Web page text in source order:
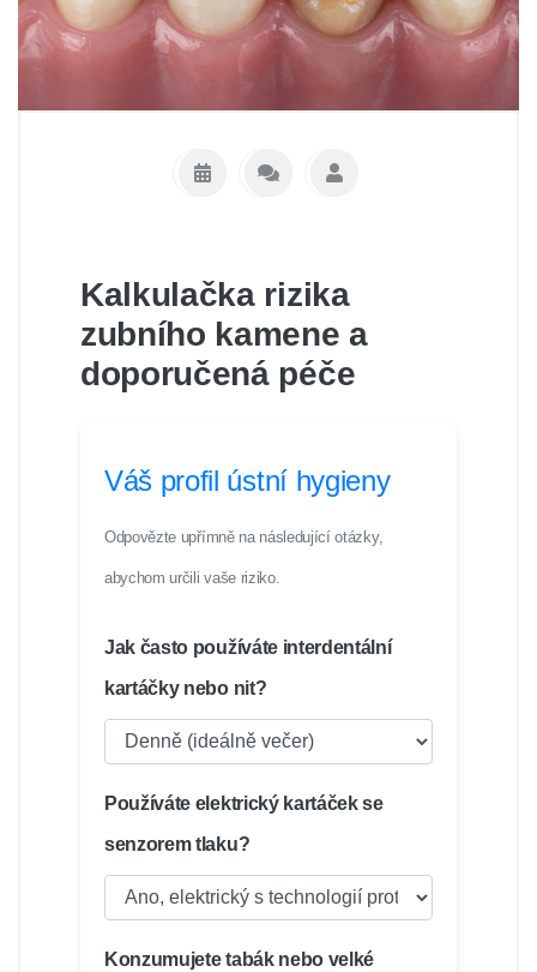
Kalkulačka rizika
zubního kamene a
doporučená péče
Váš profil ústní hygieny
Odpovězte upřímně na následující otázky,
abychom určili vaše riziko.
Jak často používáte interdentální
kartáčky nebo nit?
Používáte elektrický kartáček se
senzorem tlaku?
Konzumujete tabák nebo velké